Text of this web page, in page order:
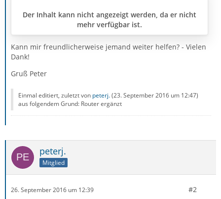
Der Inhalt kann nicht angezeigt werden, da er nicht
mehr verfügbar ist.
Kann mir freundlicherweise jemand weiter helfen? - Vielen
Dank!
Gruß Peter
Einmal editiert, zuletzt von peterj.(23. September 2016 um 12:47)
aus folgendem Grund: Router ergänzt
peterj.
Mitglied
26. September 2016 um 12:39 #2